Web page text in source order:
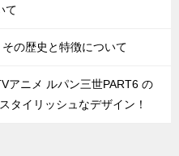
て
の歴史と特徴について
アニメ ルパン三世PART6 の
タイリッシュなデザイン！